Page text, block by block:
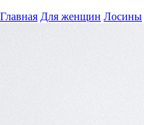
Главная Для женщин Лосины